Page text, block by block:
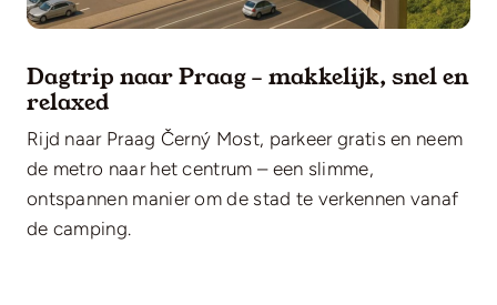
Dagtrip naar Praag – makkelijk, snel en
relaxed
Rijd naar Praag Černý Most, parkeer gratis en neem
de metro naar het centrum – een slimme,
ontspannen manier om de stad te verkennen vanaf
de camping.